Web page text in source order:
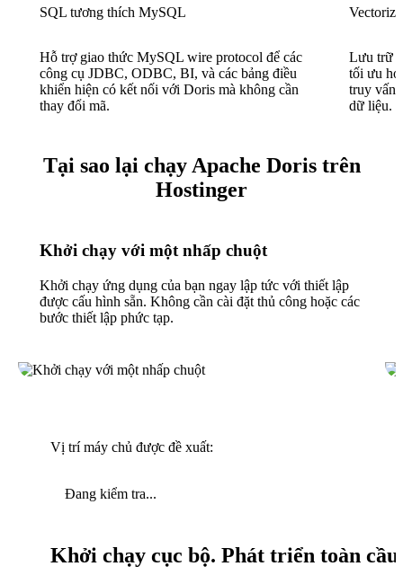
SQL tương thích MySQL
Hỗ trợ giao thức MySQL wire protocol để các
công cụ JDBC, ODBC, BI, và các bảng điều
khiển hiện có kết nối với Doris mà không cần
thay đổi mã.
Lưu trữ
tối ưu
truy vấn
dữ liệu.
Tại sao lại chạy Apache Doris trên
Hostinger
Khởi chạy với một nhấp chuột
Khởi chạy ứng dụng của bạn ngay lập tức với thiết lập
được cấu hình sẵn. Không cần cài đặt thủ công hoặc các
bước thiết lập phức tạp.
Vị trí máy chủ được đề xuất:
Đang kiểm tra...
Khởi chạy cục bộ. Phát triển toàn cầu